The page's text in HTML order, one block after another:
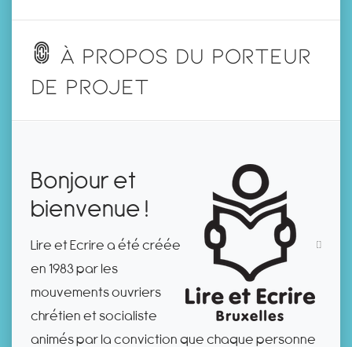
À propos du porteur
de projet
Bonjour et
bienvenue !
Lire et Ecrire a été créée
en 1983 par les
mouvements ouvriers
chrétien et socialiste
animés par la conviction que chaque personne